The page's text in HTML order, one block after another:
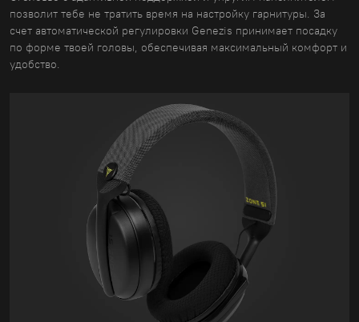
позволит тебе не тратить время на настройку гарнитуры. За
счет автоматической регулировки Genezis принимает посадку
по форме твоей головы, обеспечивая максимальный комфорт и
удобство.